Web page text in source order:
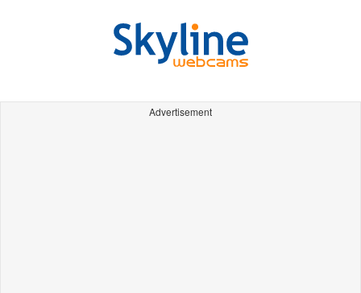
Advertisement